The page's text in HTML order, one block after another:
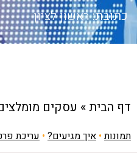
כתובת:ראשון לציון
דף הבית» עסקים
תמונות• איך מגיעים? • עריכת